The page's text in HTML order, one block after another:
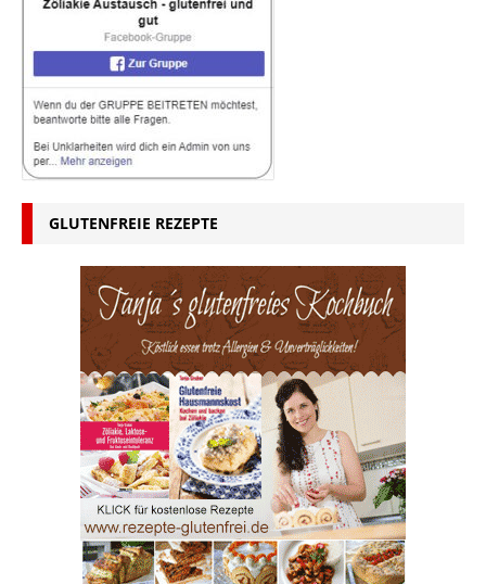
GLUTENFREIE REZEPTE